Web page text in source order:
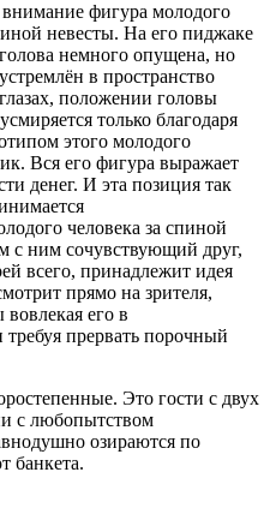
фигура молодого
невесты. На его пиджаке
немного опущена, но
в пространство
положении головы
только благодаря
этого молодого
Вся его фигура выражает
денег. И эта позиция так
человека за спиной
с ним сочувствующий друг,
всего, принадлежит идея
прямо на зрителя,
его в
требуя прервать порочный
Это гости с двух
с любопытством
озираются по
банкета.